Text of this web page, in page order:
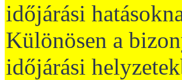
időjárási
Különösen a
időjárási